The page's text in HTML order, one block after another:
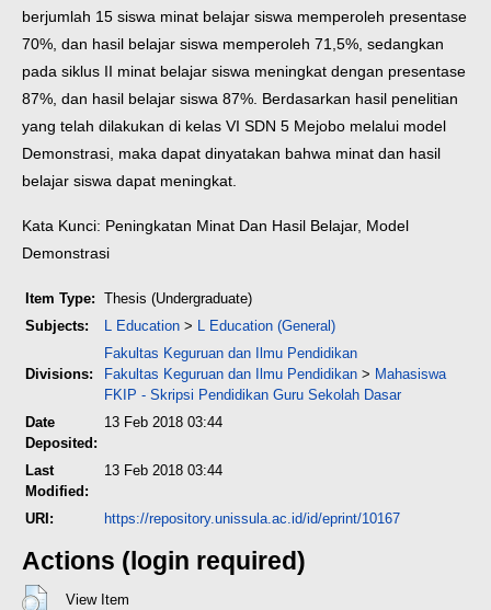
berjumlah 15 siswa minat belajar siswa memperoleh presentase
70%, dan hasil belajar siswa memperoleh 71,5%, sedangkan
pada siklus II minat belajar siswa meningkat dengan presentase
87%, dan hasil belajar siswa 87%. Berdasarkan hasil penelitian
yang telah dilakukan di kelas VI SDN 5 Mejobo melalui model
Demonstrasi, maka dapat dinyatakan bahwa minat dan hasil
belajar siswa dapat meningkat.
Kata Kunci: Peningkatan Minat Dan Hasil Belajar, Model
Demonstrasi
Item Type: Thesis (Undergraduate)
Subjects:
L Education > L Education (General)
Divisions:
Fakultas Keguruan dan Ilmu Pendidikan
Fakultas Keguruan dan Ilmu Pendidikan > Mahasiswa
FKIP - Skripsi Pendidikan Guru Sekolah Dasar
Date
Deposited:
13 Feb 2018 03:44
Last
Modified:
13 Feb 2018 03:44
URI: https://repository.unissula.ac.id/id/eprint/10167
Actions (login required)
View Item